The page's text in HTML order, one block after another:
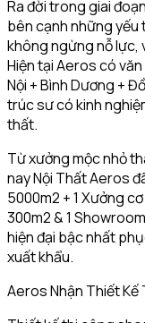
Ra đời trong giai
bên cạnh những yếu
không ngừng nỗ lực,
Hiện tại Aeros có
Nội + Bình Dương +
trúc sư có kinh
thất.
Từ xưởng mộc nhỏ
nay Nội Thất Aeros
5000m2 + 1 Xưởng
300m2 & 1
hiện đại bậc nhất
xuất khẩu.
Aeros Nhận Thiết Kế